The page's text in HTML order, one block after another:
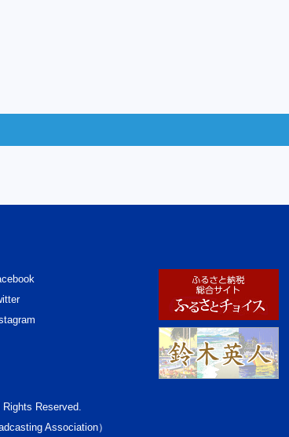
Reserved.
Association）